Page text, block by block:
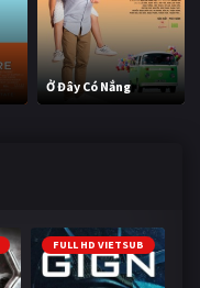
Ở Đây Có Nắng
FULL HD VIETSUB